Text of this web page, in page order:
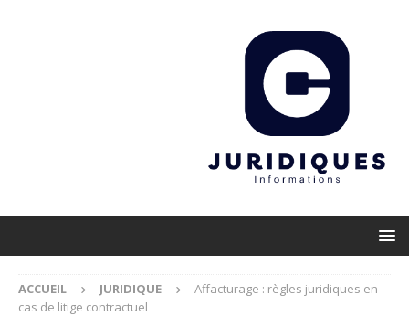
ACCUEIL JURIDIQUE
Affacturage : règles juridiques en
cas de litige contractuel